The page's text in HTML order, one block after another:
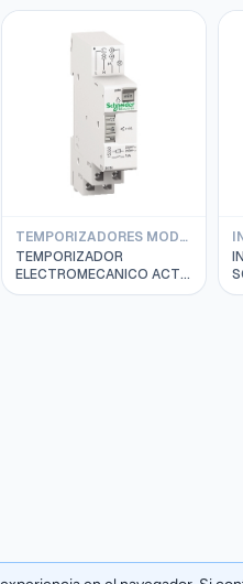
TEMPORIZADORES MODULARES SCHNEIDER
TEMPORIZADOR
ELECTROMECANICO ACTI9
1-7MIN 230VAC 16A